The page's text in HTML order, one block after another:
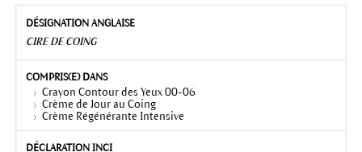
CIRE DE COING
Crayon Contour des Yeux 00-06
Crème de Jour au Coing
Crème Régénérante Intensive